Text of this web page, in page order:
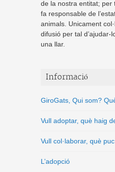
de la nostra entitat; per
fa responsable de
animals. Unicament
difusió per tal d’ajudar-
una llar.
Informació
GiroGats, Qui som?
Vull adoptar, què haig
Vull col·laborar, què
L’adopció